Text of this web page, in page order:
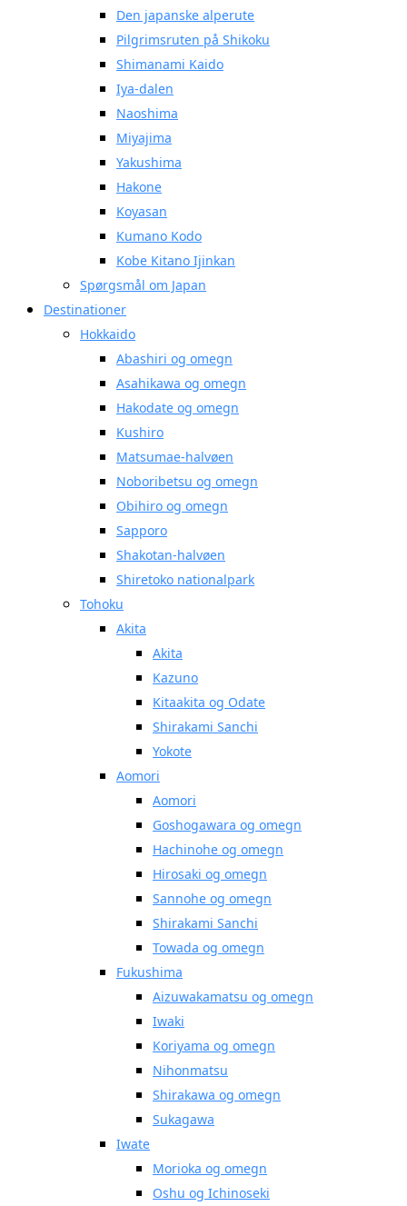
Den japanske alperute
Pilgrimsruten på Shikoku
Shimanami Kaido
Iya-dalen
Naoshima
Miyajima
Yakushima
Hakone
Koyasan
Kumano Kodo
Kobe Kitano Ijinkan
Spørgsmål om Japan
Destinationer
Hokkaido
Abashiri og omegn
Asahikawa og omegn
Hakodate og omegn
Kushiro
Matsumae-halvøen
Noboribetsu og omegn
Obihiro og omegn
Sapporo
Shakotan-halvøen
Shiretoko nationalpark
Tohoku
Akita
Akita
Kazuno
Kitaakita og Odate
Shirakami Sanchi
Yokote
Aomori
Aomori
Goshogawara og omegn
Hachinohe og omegn
Hirosaki og omegn
Sannohe og omegn
Shirakami Sanchi
Towada og omegn
Fukushima
Aizuwakamatsu og omegn
Iwaki
Koriyama og omegn
Nihonmatsu
Shirakawa og omegn
Sukagawa
Iwate
Morioka og omegn
Oshu og Ichinoseki